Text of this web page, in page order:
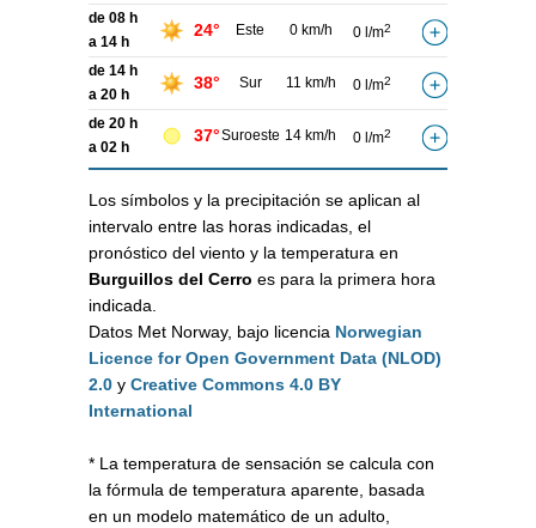
de 08 h
a 14 h
24° Este 0 km/h 0 l/m2
de 14 h
a 20 h
38° Sur 11 km/h 0 l/m2
de 20 h
a 02 h
37°Suroeste 14 km/h 0 l/m2
Los símbolos y la precipitación se aplican al
intervalo entre las horas indicadas, el
pronóstico del viento y la temperatura en
Burguillos del Cerro es para la primera hora
indicada.
Datos Met Norway, bajo licencia Norwegian
Licence for Open Government Data (NLOD)
2.0 y Creative Commons 4.0 BY
International
* La temperatura de sensación se calcula con
la fórmula de temperatura aparente, basada
en un modelo matemático de un adulto,